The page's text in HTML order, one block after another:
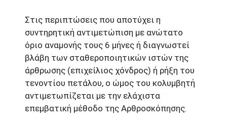
Στις περιπτώσεις που αποτύχει η
συντηρητική αντιμετώπιση με ανώτατο
όριο αναμονής τους 6 μήνες ή διαγνωστεί
βλάβη των σταθεροποιητικών ιστών της
άρθρωσης (επιχείλιος χόνδρος) ή ρήξη του
τενοντίου πετάλου, ο ώμος του κολυμβητή
αντιμετωπίζεται με την ελάχιστα
επεμβατική μέθοδο της Αρθροσκόπησης.